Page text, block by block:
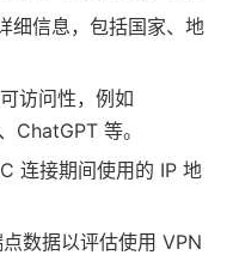
细信息，包括国家、地
访问性，例如
ChatGPT 等。
连接期间使用的 IP 地
数据以评估使用 VPN